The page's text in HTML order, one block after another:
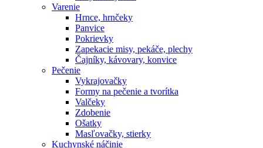
Varenie
Hrnce, hrnčeky
Panvice
Pokrievky
Zapekacie misy, pekáče, plechy
Čajníky, kávovary, konvice
Pečenie
Vykrajovačky
Formy na pečenie a tvorítka
Valčeky
Zdobenie
Ošatky
Masľovačky, stierky
Kuchynské náčinie